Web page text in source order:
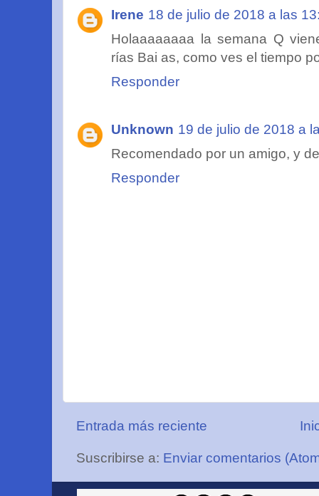
Irene 18 de julio de 2018 a las
Holaaaaaaaa la semana Q
rías Bai as, como ves el tiempo
Responder
Unknown 19 de julio de 2018 a
Recomendado por un amigo, y
Responder
Entrada más reciente
Suscribirse a: Enviar comentarios